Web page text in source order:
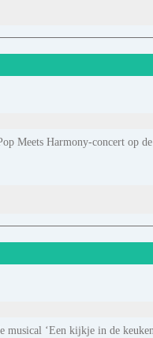
Meets Harmony-concert op
‘Een kijkje in de